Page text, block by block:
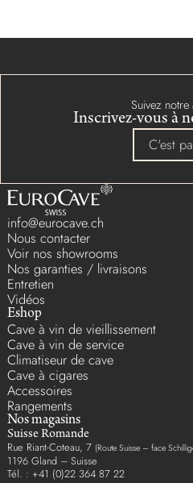
Suivez notre
Inscrivez-vous à
C'est
info@eurocave.ch
Nous contacter
Voir nos showrooms
Nos garanties / livraisons
Entretien
Vidéos
Eshop
Cave à vin de vieillissement
Cave à vin de service
Climatiseur de cave
Cave à cigares
Accessoires
Rangements
Nos magasins
Suisse Romande
Rue Riant-Coteau, 7 (Route Suisse – face
1196 Gland – Suisse
Tél. : +41 (0)22 364 87 22